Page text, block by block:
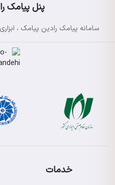
پنل پیامک
سامانه پیامک رادین پیامک ،
خدمات